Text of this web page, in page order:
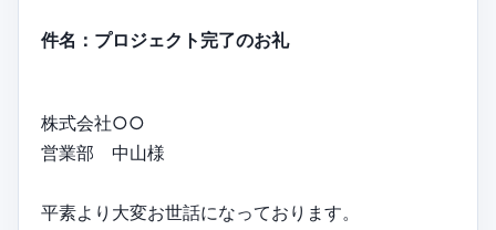
件名：プロジェクト完了のお礼
株式会社○○
営業部 中山様
平素より大変お世話になっております。